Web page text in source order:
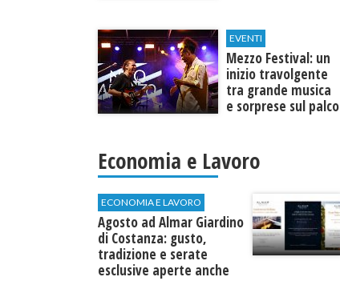
EVENTI
Mezzo Festival: un
inizio travolgente
tra grande musica
e sorprese sul palco
Economia e Lavoro
ECONOMIA E LAVORO
Agosto ad Almar Giardino
di Costanza: gusto,
tradizione e serate
esclusive aperte anche